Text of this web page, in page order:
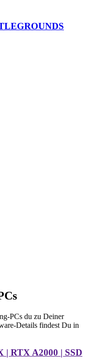
PCs du zu Deiner
Details findest Du in
| RTX A2000 | SSD